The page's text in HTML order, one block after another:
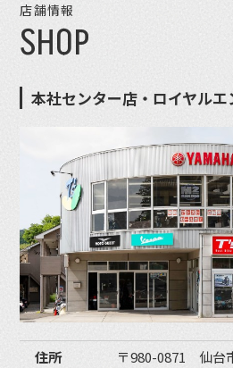
店舗情報
SHOP
本社センター店・ロイヤル
住所
〒980-0871 仙台